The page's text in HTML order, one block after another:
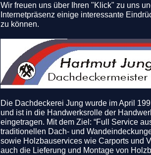
Wir freuen uns über Ihren "Klick" zu uns
Internetpräsenz einige interessante
zu können.
Die Dachdeckerei Jung wurde im April
und ist in die Handwerksrolle der
eingetragen. Mit dem Ziel: “Full Service
traditionellen Dach- und
sowie Holzbauservices wie Carports und
auch die Lieferung und Montage von